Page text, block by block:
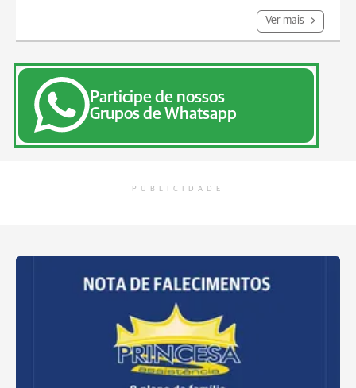
Ver mais
Participe de nossos
Grupos de Whatsapp
PUBLICIDADE